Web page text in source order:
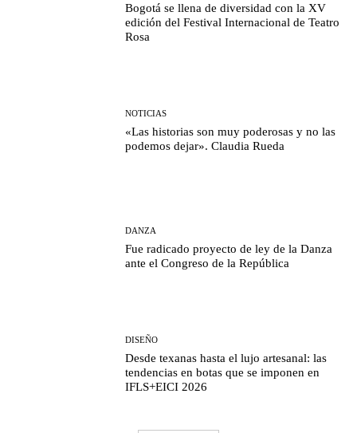
Bogotá se llena de diversidad con la XV
edición del Festival Internacional de Teatro
Rosa
NOTICIAS
«Las historias son muy poderosas y no las
podemos dejar». Claudia Rueda
DANZA
Fue radicado proyecto de ley de la Danza
ante el Congreso de la República
DISEÑO
Desde texanas hasta el lujo artesanal: las
tendencias en botas que se imponen en
IFLS+EICI 2026